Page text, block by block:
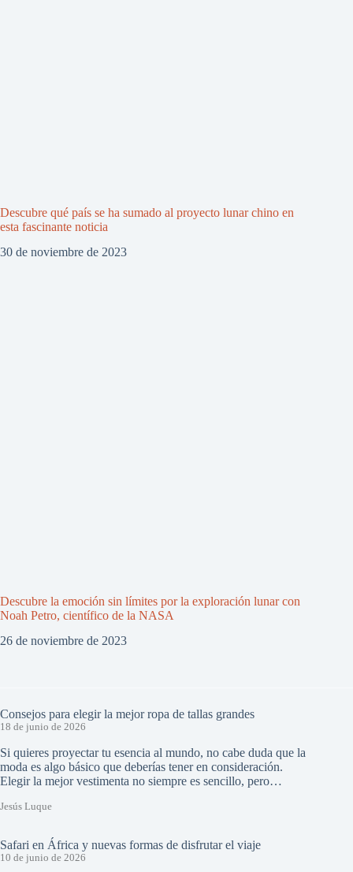
Descubre qué país se ha sumado al proyecto lunar chino en
esta fascinante noticia
30 de noviembre de 2023
Descubre la emoción sin límites por la exploración lunar con
Noah Petro, científico de la NASA
26 de noviembre de 2023
Consejos para elegir la mejor ropa de tallas grandes
18 de junio de 2026
Si quieres proyectar tu esencia al mundo, no cabe duda que la
moda es algo básico que deberías tener en consideración.
Elegir la mejor vestimenta no siempre es sencillo, pero…
Jesús Luque
Safari en África y nuevas formas de disfrutar el viaje
10 de junio de 2026